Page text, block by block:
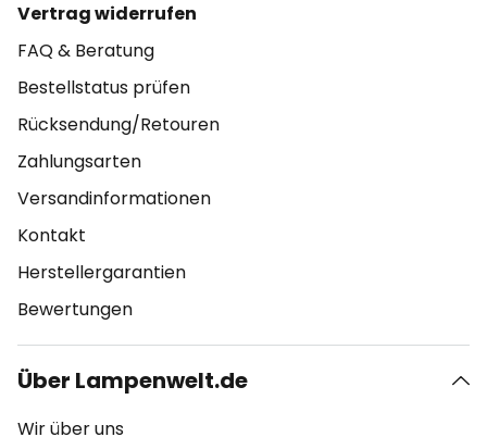
Vertrag widerrufen
FAQ & Beratung
Bestellstatus prüfen
Rücksendung/Retouren
Zahlungsarten
Versandinformationen
Kontakt
Herstellergarantien
Bewertungen
Über Lampenwelt.de
Wir über uns